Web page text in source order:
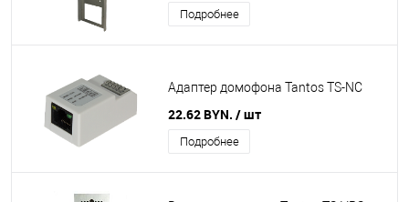
Подробнее
Адаптер домофона Tantos TS-NC
22.62 BYN. / шт
Подробнее